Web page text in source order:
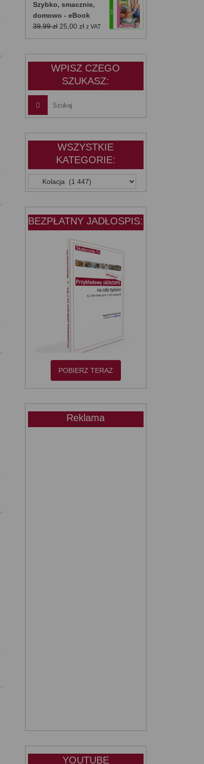
wynosiła:
39,99 zł.
wynosi:
25,00 zł.
Szybko, smacznie,
domowo - eBook
39,99zł Pierwotna
cena
25,00 złAktualna
cena
z VAT
WPISZ CZEGO
SZUKASZ:
WSZYSTKIE
KATEGORIE:
WSZYSTKIE
KATEGORIE:
BEZPŁATNY JADŁOSPIS:
POBIERZ TERAZ
Reklama
YOUTUBE